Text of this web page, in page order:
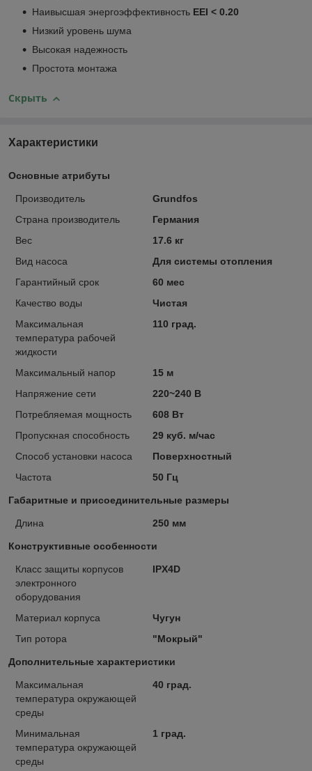
Наивысшая энергоэффективность EEI < 0.20
Низкий уровень шума
Высокая надежность
Простота монтажа
Скрыть
Характеристики
Основные атрибуты
Производитель
Grundfos
Страна производитель
Германия
Вес
17.6 кг
Вид насоса
Для системы отопления
Гарантийный срок
60 мес
Качество воды
Чистая
Максимальная
температура рабочей
жидкости
110 град.
Максимальный напор
15 м
Напряжение сети
220~240 В
Потребляемая мощность
608 Вт
Пропускная способность
29 куб. м/час
Способ установки насоса
Поверхностный
Частота
50 Гц
Габаритные и присоединительные размеры
Длина 250 мм
Конструктивные особенности
Класс защиты корпусов
электронного
оборудования
IPX4D
Материал корпуса
Чугун
Тип ротора
"Мокрый"
Дополнительные характеристики
Максимальная
температура окружающей
среды
40 град.
Минимальная
температура окружающей
среды
1 град.